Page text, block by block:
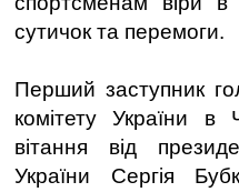
сутичок та перемоги.
Перший заступник
комітету України в
вітання від
України Сергія